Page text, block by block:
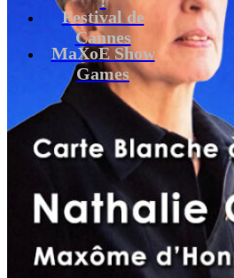
Festival de
Cannes
MaXoE Show
Games